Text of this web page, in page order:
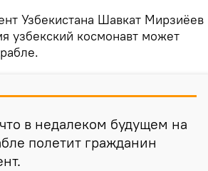
Узбекистана Шавкат Мирзиёев
узбекский космонавт может
в недалеком будущем на
полетит гражданин